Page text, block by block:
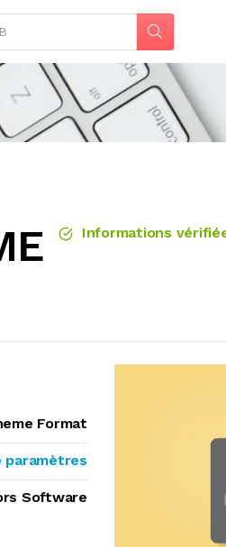
Informations
Format
paramètres
Software